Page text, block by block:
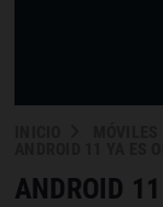
ANDROID